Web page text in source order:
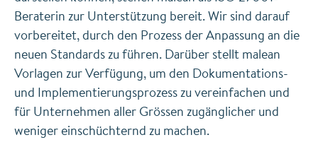
Beraterin zur Unterstützung bereit. Wir sind darauf
vorbereitet, durch den Prozess der Anpassung an die
neuen Standards zu führen. Darüber stellt malean
Vorlagen zur Verfügung, um den Dokumentations-
und Implementierungsprozess zu vereinfachen und
für Unternehmen aller Grössen zugänglicher und
weniger einschüchternd zu machen.